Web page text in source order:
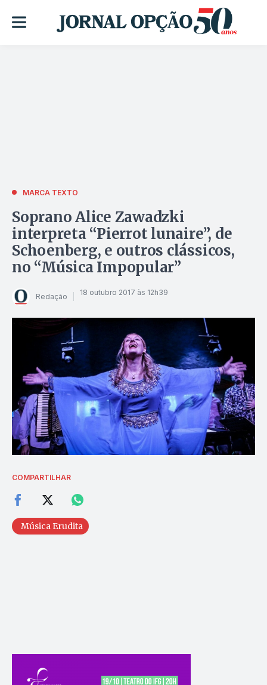
MARCA TEXTO
Soprano Alice Zawadzki
interpreta “Pierrot lunaire”, de
Schoenberg, e outros clássicos,
no “Música Impopular”
Redação 18 outubro 2017 às 12h39
COMPARTILHAR
Música Erudita